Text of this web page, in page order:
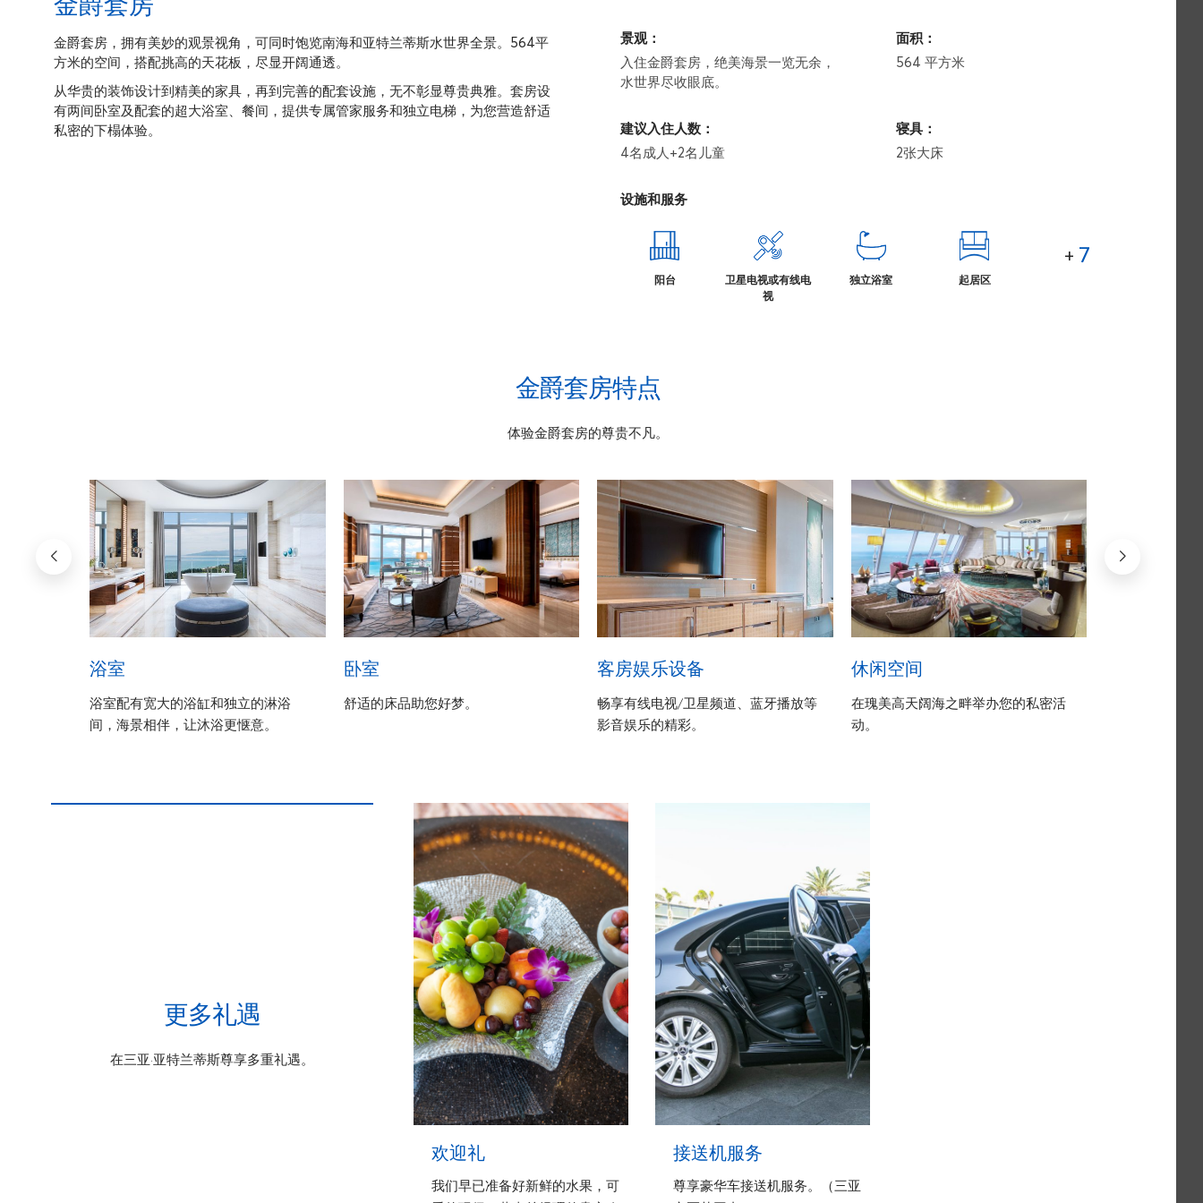
金爵套房，拥有美妙的观景视角，可同时饱览南海和亚特兰蒂斯水世界全景。564平
方米的空间，搭配挑高的天花板，尽显开阔通透。
从华贵的装饰设计到精美的家具，再到完善的配套设施，无不彰显尊贵典雅。套房设
有两间卧室及配套的超大浴室、餐间，提供专属管家服务和独立电梯，为您营造舒适
私密的下榻体验。
景观：
入住金爵套房，绝美海景一览无余，
水世界尽收眼底。
面积：
564 平方米
建议入住人数：
4名成人+2名儿童
寝具：
2张大床
设施和服务
阳台
卫星电视或有线电
视
独立浴室 起居区
+ 7
金爵套房特点
体验金爵套房的尊贵不凡。
浴室
浴室配有宽大的浴缸和独立的淋浴
间，海景相伴，让沐浴更惬意。
卧室
舒适的床品助您好梦。
客房娱乐设备
畅享有线电视/卫星频道、蓝牙播放等
影音娱乐的精彩。
休闲空间
在瑰美高天阔海之畔举办您的私密活
动。
更多礼遇
在三亚·亚特兰蒂斯尊享多重礼遇。
欢迎礼
我们早已准备好新鲜的水果，可
接送机服务
尊享豪华车接送机服务。（三亚